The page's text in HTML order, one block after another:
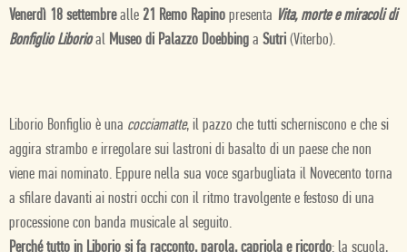
Venerdì 18 settembrealle 21 Remo Rapino presenta Vita, morte e miracoli di
Bonfiglio Liborioal Museo di Palazzo Doebbing a Sutri (Viterbo).
Liborio Bonfiglio è una cocciamatte, il pazzo che tutti scherniscono e che si
aggira strambo e irregolare sui lastroni di basalto di un paese che non
viene mai nominato. Eppure nella sua voce sgarbugliata il Novecento torna
a sfilare davanti ai nostri occhi con il ritmo travolgente e festoso di una
processione con banda musicale al seguito.
Perché tutto in Liborio si fa racconto, parola, capriola e ricordo: la scuola,